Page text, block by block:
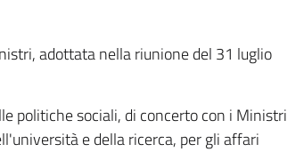
adottata nella riunione del 31 luglio
politiche sociali, di concerto con i Ministri
e della ricerca, per gli affari